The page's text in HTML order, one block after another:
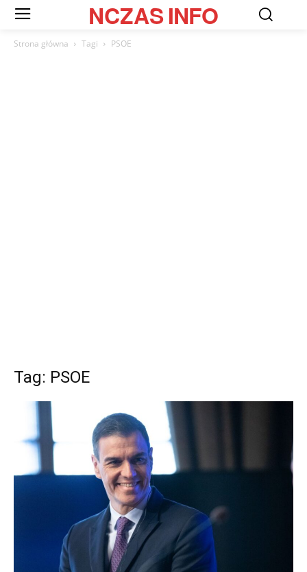
NCZASINFO
Strona główna Tagi PSOE
Tag: PSOE